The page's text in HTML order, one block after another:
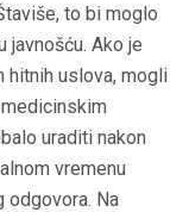
to bi moglo
javnošću. Ako je
hitnih uslova, mogli
uraditi nakon
vremenu
odgovora. Na